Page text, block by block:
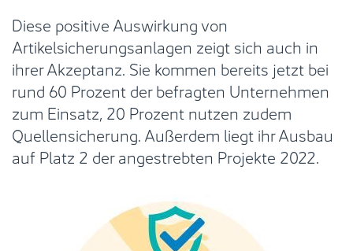
Diese positive Auswirkung von
Artikelsicherungsanlagen zeigt sich auch in
ihrer Akzeptanz. Sie kommen bereits jetzt bei
rund 60 Prozent der befragten Unternehmen
zum Einsatz, 20 Prozent nutzen zudem
Quellensicherung. Außerdem liegt ihr Ausbau
auf Platz 2 der angestrebten Projekte 2022.